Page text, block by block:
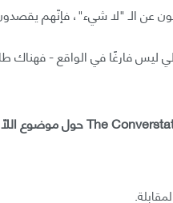
عن الـ "لا شيء"، فإنّهم
ليس فارغًا في الواقع - فهناك